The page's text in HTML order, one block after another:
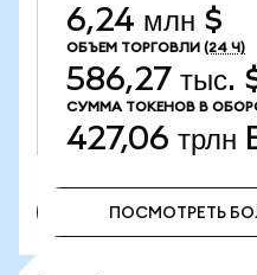
6,24 млн $
ОБЪЕМ ТОРГОВЛИ (24 Ч)
586,27 тыс.
СУММА ТОКЕНОВ В
427,06 трлн
ПОСМОТРЕТЬ